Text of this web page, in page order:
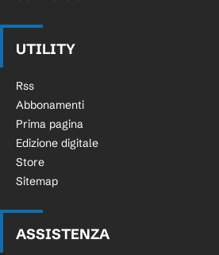
UTILITY
Rss
Abbonamenti
Prima pagina
Edizione digitale
Store
Sitemap
ASSISTENZA